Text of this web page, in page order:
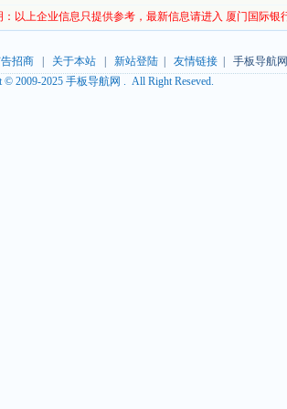
：以上企业信息只提供参考，最新信息请进入 厦门国际银
招商| 关于本站| 新站登陆| 友情链接| 手板导航
© 2009-2025 手板导航网 . All Right Reseved.